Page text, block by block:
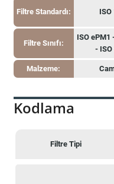
Filtre Standardı: ISO
Filtre Sınıfı:
ISO ePM1
- ISO
Malzeme:
Kodlama
Filtre Tipi